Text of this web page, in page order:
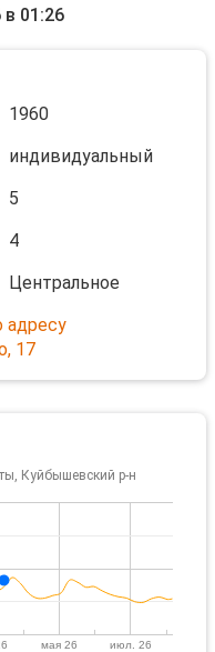
в 01:26
1960
индивидуальный
5
4
Центральное
адресу
17
Куйбышевский р-н
мая 26 июл. 26